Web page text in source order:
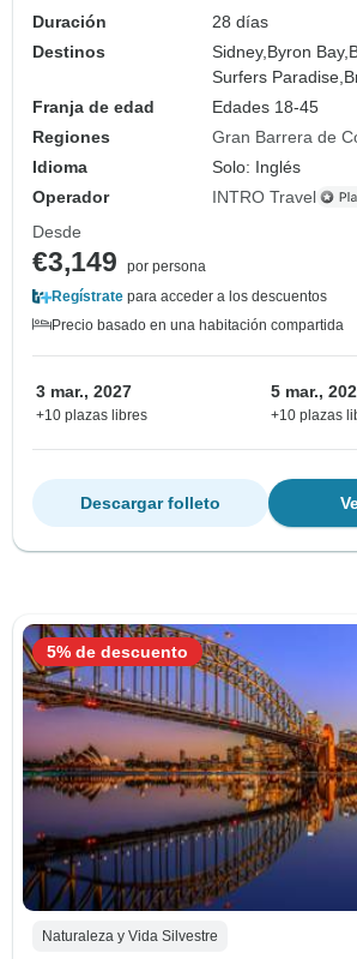
Duración
28 días
Destinos
Sidney, Byron Bay,
Surfers Paradise,
Franja de edad
Edades 18-45
Regiones
Gran Barrera de
Idioma
Solo: Inglés
Operador
INTRO Travel
Desde
€3,149
por persona
Regístrate para acceder a los descuentos
Precio basado en una habitación compartida
3 mar., 2027
+10 plazas libres
5 mar.,
+10 plazas
Descargar folleto
Naturaleza y Vida Silvestre
5% de descuento